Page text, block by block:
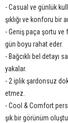
- Casual ve günlük
şıklığı ve konforu bir
- Geniş paça şortu ve
gün boyu rahat eder.
- Bağcıklı bel detayı
yakalar.
- 2 iplik şardonsuz
etmez.
- Cool & Comfort
şık bir görünüm